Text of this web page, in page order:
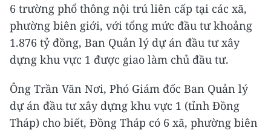
6 trường phổ thông nội trú liên cấp tại các xã,
phường biên giới, với tổng mức đầu tư khoảng
1.876 tỷ đồng, Ban Quản lý dự án đầu tư xây
dựng khu vực 1 được giao làm chủ đầu tư.
Ông Trần Văn Nơi, Phó Giám đốc Ban Quản lý
dự án đầu tư xây dựng khu vực 1 (tỉnh Đồng
Tháp) cho biết, Đồng Tháp có 6 xã, phường biên